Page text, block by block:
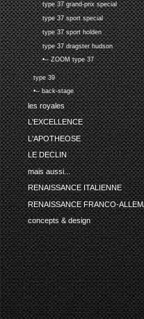
type 37 grand-prix special
type 37 sport special
type 37 sport holden
type 37 dragster hudson
•-- ZOOM type 37
type 39
•-- back-stage
les royales
L'EXCELLENCE
L'APOTHEOSE
LE DECLIN
mais aussi...
RENAISSANCE ITALIENNE
RENAISSANCE FRANCO-
concepts & design